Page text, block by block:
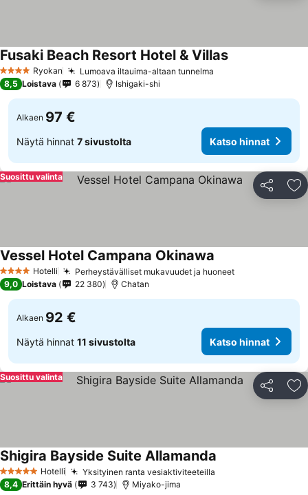
4 Tähtiluokitus
Ryokan Lumoava iltauima-altaan tunnelma
Fusaki Beach Resort Hotel & VillasKatso hinnat
8,5 Loistava 6 873 Ishigaki-shi
Alkaen 97 €
Näytä hinnat 7 sivustolta Katso hinnat
Jaa
Suosittu valinta
4 Tähtiluokitus
Hotelli Perheystävälliset mukavuudet ja huoneetKatso hinnat
Vessel Hotel Campana Okinawa
9,0 Loistava 22 380 Chatan
Alkaen 92 €
Näytä hinnat 11 sivustolta Katso hinnat
Jaa
Suosittu valinta
5 Tähtiluokitus
Hotelli Yksityinen ranta vesiaktiviteeteilla
Shigira Bayside Suite Allamanda
8,4 Erittäin hyvä 3 743 Miyako-jima